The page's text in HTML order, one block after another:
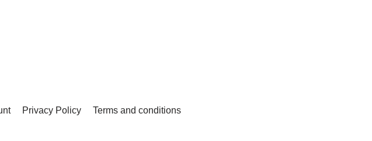
Privacy Policy Terms and conditions